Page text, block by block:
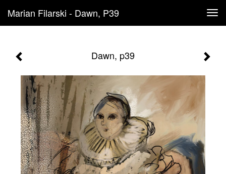
Marian Filarski - Dawn, P39
Dawn, p39